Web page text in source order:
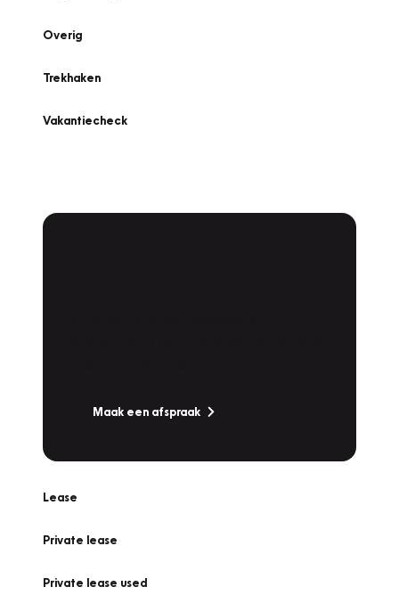
Overig
Trekhaken
Vakantiecheck
Maak een afspraak
Lease
Private lease
Private lease used